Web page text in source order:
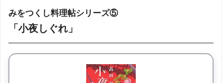
みをつくし料理帖シリーズ⑤
「小夜しぐれ」